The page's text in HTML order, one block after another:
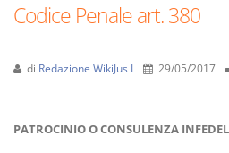
Codice Penale art. 380
di Redazione WikiJus I 29/05/2017
PATROCINIO O CONSULENZA